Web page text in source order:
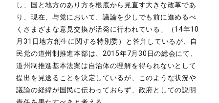
し、国と地方のあり方を根底から見直す大きな改革であ
り、現在、与党において、議論を少しでも前に進めるべ
くさまざまな意見交換が活発に行われている」（14年10
月31日地方創生に関する特別委）と答弁しているが、自
民党の道州制推進本部は、2015年7月30日の総会にて、
道州制推進基本法案は自治体の理解を得られないとして
提出を見送ることを決定しているが、このような状況や
議論の経緯が国民に伝わっておらず、政府としての説明